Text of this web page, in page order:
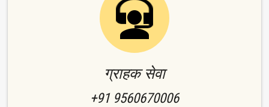
ग्राहक सेवा
+91 9560670006